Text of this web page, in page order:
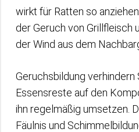
wirkt für Ratten so
der Geruch von Grillfleisch
der Wind aus dem
Geruchsbildung verhindern
Essensreste auf den
ihn regelmäßig umsetzen.
Fäulnis und